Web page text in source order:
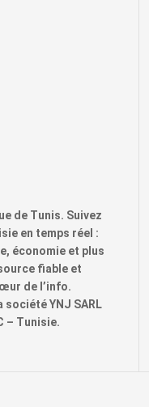
de Tunis. Suivez
en temps réel :
économie et plus
fiable et
de l’info.
YNJ SARL
– Tunisie.